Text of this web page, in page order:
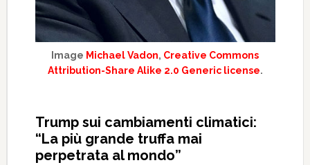
Image Michael Vadon, Creative Commons
Attribution-Share Alike 2.0 Generic license.
Trump sui cambiamenti climatici:
“La più grande truffa mai
perpetrata al mondo”